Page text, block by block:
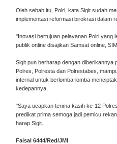
Oleh sebab itu, Polri, kata Sigit sudah
implementasi reformasi birokrasi dalam
"Inovasi bertujuan pelayanan Polri yang
publik online disajikan Samsat online,
Sigit pun berharap dengan diberikannya
Polres, Polresta dan Polrestabes,
internal untuk berlomba-lomba
kedepannya.
"Saya ucapkan terima kasih ke-12
predikat prima semoga jadi pemicu
harap Sigit.
Faisal 6444/Red/JMI